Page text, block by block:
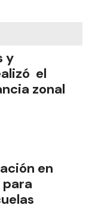
y
el
zonal
en